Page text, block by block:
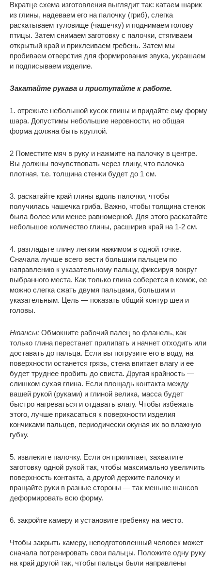
Вкратце схема изготовления выглядит так: катаем шарик
из глины, надеваем его на палочку (гриб), слегка
раскатываем туловище (чашечку) и поднимаем голову
птицы. Затем снимаем заготовку с палочки, стягиваем
открытый край и приклеиваем гребень. Затем мы
пробиваем отверстия для формирования звука, украшаем
и подписываем изделие.
Закатайте рукава и приступайте к работе.
1. отрежьте небольшой кусок глины и придайте ему форму
шара. Допустимы небольшие неровности, но общая
форма должна быть круглой.
2 Поместите мяч в руку и нажмите на палочку в центре.
Вы должны почувствовать через глину, что палочка
плотная, т.е. толщина стенки будет до 1 см.
3. раскатайте край глины вдоль палочки, чтобы
получилась чашечка гриба. Важно, чтобы толщина стенок
была более или менее равномерной. Для этого раскатайте
небольшое количество глины, расширив край на 1-2 см.
4. разгладьте глину легким нажимом в одной точке.
Сначала лучше всего вести большим пальцем по
направлению к указательному пальцу, фиксируя вокруг
выбранного места. Как только глина соберется в комок, ее
можно слегка сжать двумя пальцами, большим и
указательным. Цель — показать общий контур шеи и
головы.
Нюансы: Обмокните рабочий палец во фланель, как
только глина перестанет прилипать и начнет отходить или
доставать до пальца. Если вы погрузите его в воду, на
поверхности останется грязь, стена впитает влагу и ее
будет труднее пробить до свиста. Другая крайность —
слишком сухая глина. Если площадь контакта между
вашей рукой (руками) и глиной велика, масса будет
быстро нагреваться и отдавать влагу. Чтобы избежать
этого, лучше прикасаться к поверхности изделия
кончиками пальцев, периодически окуная их во влажную
губку.
5. извлеките палочку. Если он прилипает, захватите
заготовку одной рукой так, чтобы максимально увеличить
поверхность контакта, а другой держите палочку и
вращайте руки в разные стороны — так меньше шансов
деформировать всю форму.
6. закройте камеру и установите гребенку на место.
Чтобы закрыть камеру, неподготовленный человек может
сначала потренировать свои пальцы. Положите одну руку
на край другой так, чтобы пальцы были направлены